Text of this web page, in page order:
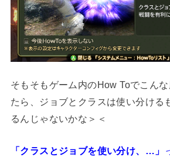
そもそもゲーム内のHow Toでこん
たら、ジョブとクラスは使い分け
るんじゃないかな＞＜
「クラスとジョブを使い分け、…」